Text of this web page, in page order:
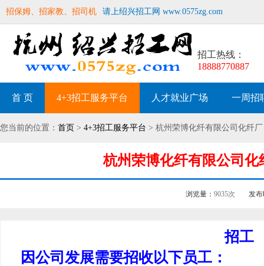
招保姆、招家教、招司机 请上绍兴招工网 www.0575zg.com
招工热线：
18888770887
首 页 4+3招工服务平台 人才就业广场 一周招
您当前的位置： 首页 > 4+3招工服务平台 > 杭州荣博化纤有限公司化纤
杭州荣博化纤有限公司
浏览量： 9035次 发
招工
因公司发展需要招收以下员工：